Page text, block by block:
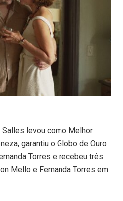
levou como Melhor
garantiu o Globo de Ouro
Torres e recebeu três
Mello e Fernanda Torres em